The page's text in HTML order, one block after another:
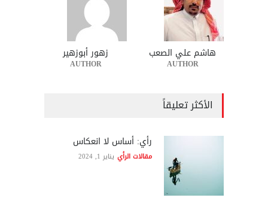
هاشم علي الصعب
AUTHOR
زهور أبوزهير
AUTHOR
الأكثر تعليقاً
رأي: أساس لا انعكاس
مقالات الرأي يناير 1, 2024